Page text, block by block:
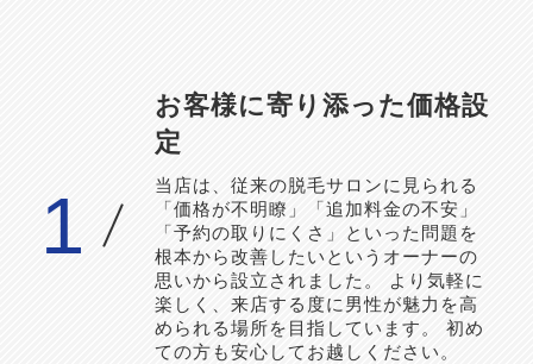
お客様に寄り添った価格設
定
当店は、従来の脱毛サロンに見られる
「価格が不明瞭」「追加料金の不安」
「予約の取りにくさ」といった問題を
根本から改善したいというオーナーの
思いから設立されました。 より気軽に
楽しく、来店する度に男性が魅力を高
められる場所を目指しています。 初め
ての方も安心してお越しください。
1